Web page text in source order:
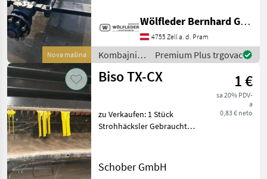
Nova mašina
Kombajni Ostali kombajni
Wölfleder Bernhard GmbH
4755 Zell a. d. Pram
Kombajni /
Claas
Premium Plus trgovac
Biso TX-CX 1 €
sa 20% PDV-
a
0,83 € neto
zu Verkaufen: 1 Stück
Strohhäcksler Gebraucht
(TX36, TX66-68), Komplett
inkl. Verteilerblech und
Schober GmbH